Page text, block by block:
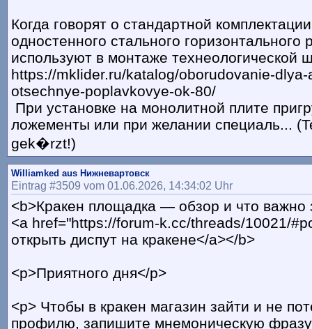
Когда говорят о стандартной
одностенного стального горизонтального
используют в монтаже технеологической
https://mklider.ru/katalog/oborudovanie-
otsechnye-poplavkovye-ok-80/
При установке на монолитной плите
ложементы или при желании специаль...
gek�rzt!)
Williamked aus Нижневартовск
Eintrag #3509 vom 01.06.2026, 14:34:02 Uhr
<b>Кракен площадка — обзор и что важно
<a href="https://forum-k.cc/threads/10021/
открыть диспут на кракене</a></b>
<p>Приятного дня</p>
<p> Чтобы в кракен магазин зайти и не
профилю, запишите мнемоническую